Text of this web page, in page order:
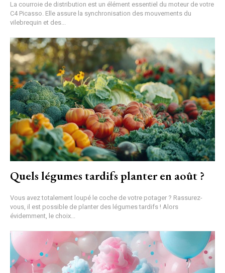
La courroie de distribution est un élément essentiel du moteur de votre
C4 Picasso. Elle assure la synchronisation des mouvements du
vilebrequin et des...
Quels légumes tardifs planter en août ?
Vous avez totalement loupé le coche de votre potager ? Rassurez-
vous, il est possible de planter des légumes tardifs ! Alors
évidemment, le choix...